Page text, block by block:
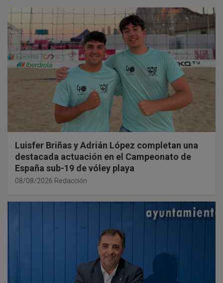
Luisfer Briñas y Adrián López completan una
destacada actuación en el Campeonato de
España sub-19 de vóley playa
08/08/2026 Redacción